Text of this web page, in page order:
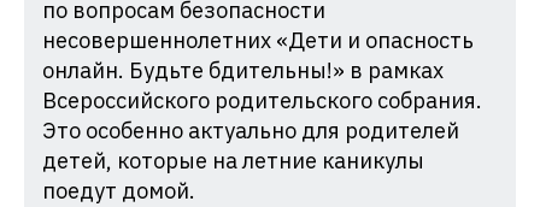
по вопросам безопасности
несовершеннолетних «Дети и опасность
онлайн. Будьте бдительны!» в рамках
Всероссийского родительского собрания.
Это особенно актуально для родителей
детей, которые на летние каникулы
поедут домой.